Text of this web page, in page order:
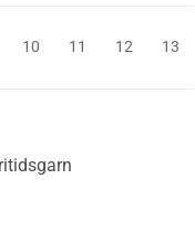
10 11 12 13